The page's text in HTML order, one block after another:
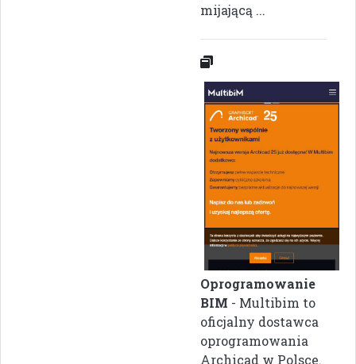
mijającą ...
Oprogramowanie
BIM - Multibim to
oficjalny dostawca
oprogramowania
Archicad w Polsce.